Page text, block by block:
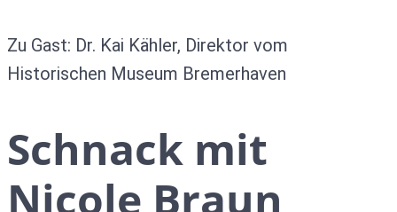
Zu Gast: Dr. Kai Kähler, Direktor vom
Historischen Museum Bremerhaven
Schnack mit
Nicole Braun